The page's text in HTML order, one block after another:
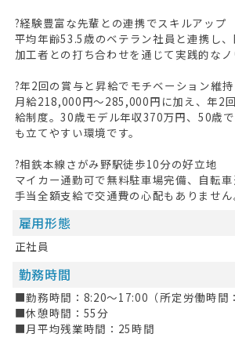
?経験豊富な先輩との連携でスキルアップ
平均年齢53.5歳のベテラン社員と連携し
加工者との打ち合わせを通じて実践的なノ
?年2回の賞与と昇給でモチベーション維持
月給218,000円～285,000円に加え、年2
給制度。30歳モデル年収370万円、50歳
も立てやすい環境です。
?相鉄本線さがみ野駅徒歩10分の好立地
マイカー通勤可で無料駐車場完備、自転
手当全額支給で交通費の心配もありません
雇用形態
正社員
勤務時間
■勤務時間：8:20～17:00（所定労働時間
■休憩時間：55分
■月平均残業時間：25時間